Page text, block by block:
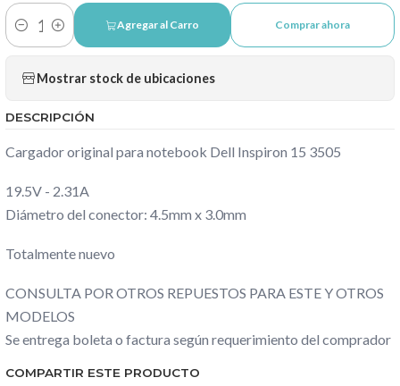
Cantidad
Agregar al Carro Comprar ahora
Mostrar stock de ubicaciones
DESCRIPCIÓN
Cargador original para notebook Dell Inspiron 15 3505
19.5V - 2.31A
Diámetro del conector: 4.5mm x 3.0mm
Totalmente nuevo
CONSULTA POR OTROS REPUESTOS PARA ESTE Y OTROS
MODELOS
Se entrega boleta o factura según requerimiento del comprador
COMPARTIR ESTE PRODUCTO